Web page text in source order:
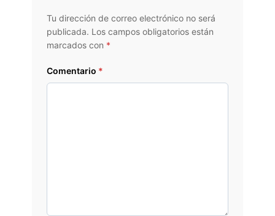
Tu dirección de correo electrónico no será
publicada. Los campos obligatorios están
marcados con *
Comentario *